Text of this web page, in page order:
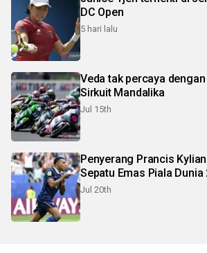
DC Open
5 hari lalu
Veda tak percaya
Sirkuit Mandalika
Jul 15th
Penyerang Prancis
Sepatu Emas Piala Dunia
Jul 20th